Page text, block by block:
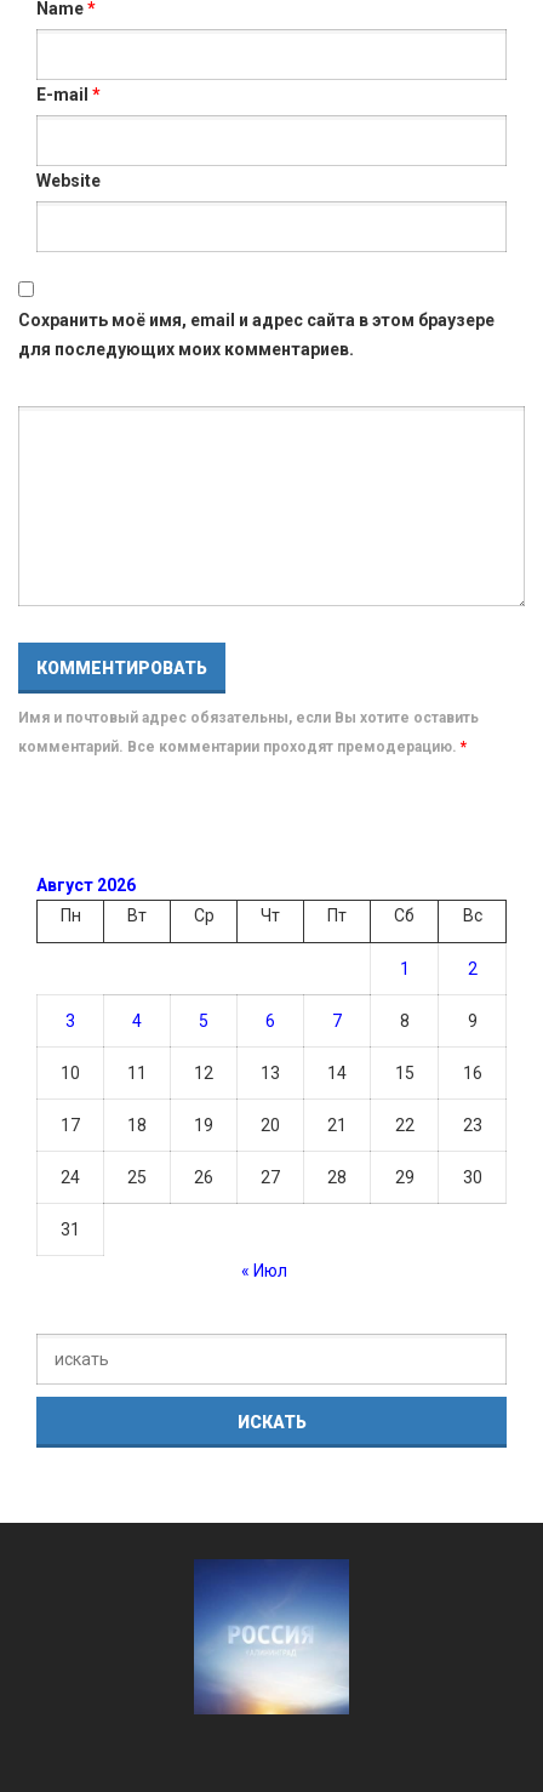
Name*
E-mail *
Website
Сохранить моё имя, email и адрес сайта в этом браузере
для последующих моих комментариев.
Имя и почтовый адрес обязательны, если Вы хотите оставить
комментарий. Все комментарии проходят премодерацию. *
Август 2026
Пн
Вт Ср Чт Пт Сб Вс
1 2
3 4 5 6 7 8 9
10 11 12 13 14 15 16
17 18 19 20 21 22 23
24 25 26 27 28 29 30
31
« Июл